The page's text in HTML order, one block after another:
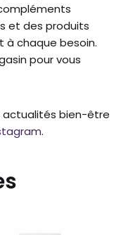
et des produits
à chaque besoin.
pour vous
actualités bien-être
.